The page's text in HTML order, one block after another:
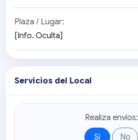
Plaza / Lugar:
[Info. Oculta]
Servicios del Local
Realiza envíos:
Si
No